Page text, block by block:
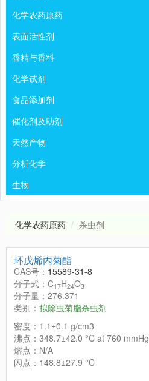
化学农药原药
表面活性剂
香精与香料
化学试剂
食品添加剂
催化剂及助剂
天然产物
分析化学
生物
化学农药原药 杀虫剂
环戊烯丙菊酯
CAS号： 15589-31-8
分子式：C17H24O3
分子量：276.371
类别： 拟除虫菊脂杀虫剂
密度：1.1±0.1 g/cm3
沸点：348.7±42.0 °C at 760 mmHg
熔点：N/A
闪点：148.8±27.9 °C